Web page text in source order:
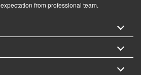
from professional team.